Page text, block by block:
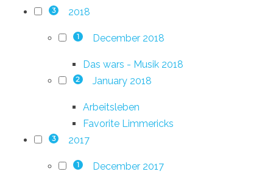
3 2018
1 December 2018
Das wars - Musik 2018
2 January 2018
Arbeitsleben
Favorite Limmericks
3 2017
1 December 2017